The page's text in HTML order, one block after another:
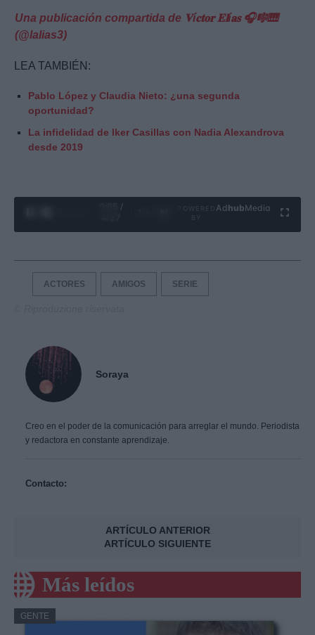
Una publicación compartida de 𝐕í𝐜𝐭𝐨𝐫 𝐄𝐥í𝐚𝐬 🎧🎼🎹
(@lalias3)
LEA TAMBIÉN:
Pablo López y Claudia Nieto: ¿una segunda
oportunidad?
La infidelidad de Iker Casillas con Nadia Alexandrova
desde 2019
0:06 /
Ad hubMedia
ACTORES AMIGOS SERIE
Soraya
Creo en el poder de la comunicación para arreglar el mundo. Periodista
y redactora en constante aprendizaje.
Contacto:
ARTÍCULO ANTERIOR
ARTÍCULO SIGUIENTE
Más leídos
GENTE